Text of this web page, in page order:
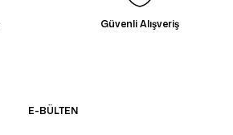
Güvenli Alışveriş
E-BÜLTEN